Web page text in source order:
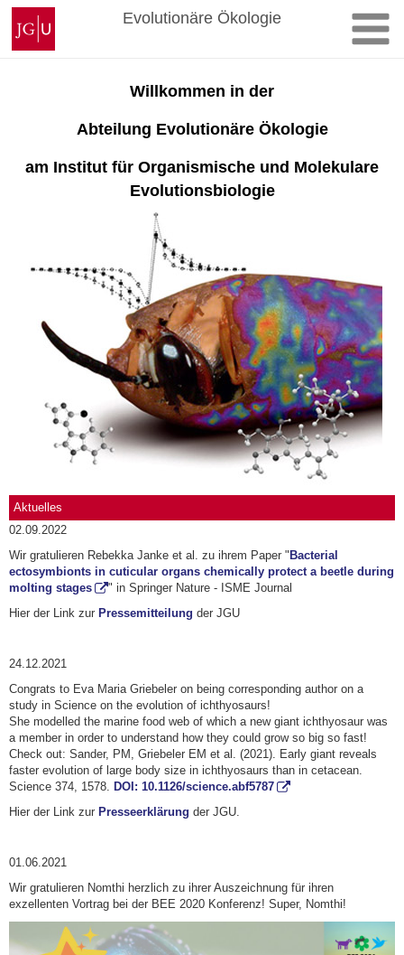
Zum
Inhalt
springen
Johannes
Gutenberg-
Universität
Evolutionäre Ökologie
Willkommen in der
Abteilung Evolutionäre Ökologie
am Institut für Organismische und Molekulare
Evolutionsbiologie
Aktuelles
02.09.2022
Wir gratulieren Rebekka Janke et al. zu ihrem Paper " Bacterial
ectosymbionts in cuticular organs chemically protect a beetle during
molting stages
" in Springer Nature - ISME Journal
Hier der Link zur Pressemitteilung der JGU
24.12.2021
Congrats to Eva Maria Griebeler on being corresponding author on a
study in Science on the evolution of ichthyosaurs!
She modelled the marine food web of which a new giant ichthyosaur was
a member in order to understand how they could grow so big so fast!
Check out: Sander, PM, Griebeler EM et al. (2021). Early giant reveals
faster evolution of large body size in ichthyosaurs than in cetacean.
Science 374, 1578. DOI: 10.1126/science.abf5787
Hier der Link zur Presseerklärung der JGU.
01.06.2021
Wir gratulieren Nomthi herzlich zu ihrer Auszeichnung für ihren
exzellenten Vortrag bei der BEE 2020 Konferenz! Super, Nomthi!